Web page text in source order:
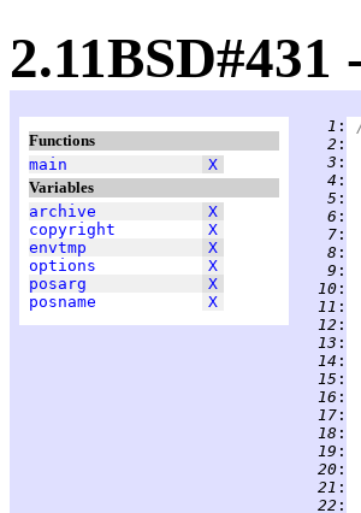
2.11BSD#431
Functions
main
X
Variables
archive
X
copyright
X
envtmp
X
options
X
posarg
X
posname
X
   1
:
   2
:
   3
:
   4
:
   5
:
   6
:
   7
:
   8
:
   9
:
  10
:
  11
:
  12
:
  13
:
  14
:
  15
:
  16
:
  17
:
  18
:
  19
:
  20
:
  21
:
  22
: